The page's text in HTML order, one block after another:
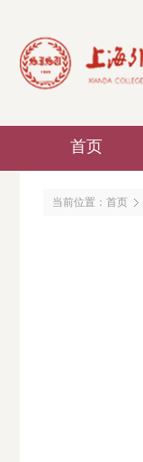
首页
当前位置： 首页